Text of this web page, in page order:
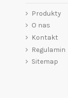
Produkty
O nas
Kontakt
Regulamin
Sitemap